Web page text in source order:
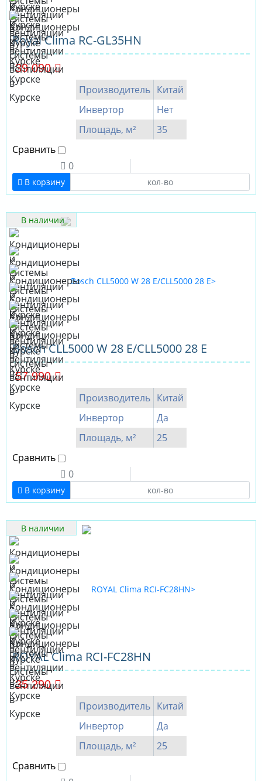
Royal Clima RC-GL35HN
39 090
Производитель Китай
Инвертор
Нет
Площадь, м²
35
Сравнить
0
В корзину
В наличии
Bosch CLL5000 W 28 E/CLL5000 28 E
57 990
Производитель Китай
Инвертор
Да
Площадь, м²
25
Сравнить
0
В корзину
В наличии
ROYAL Clima RCI-FC28HN
35 290
Производитель Китай
Инвертор
Да
Площадь, м²
25
Сравнить